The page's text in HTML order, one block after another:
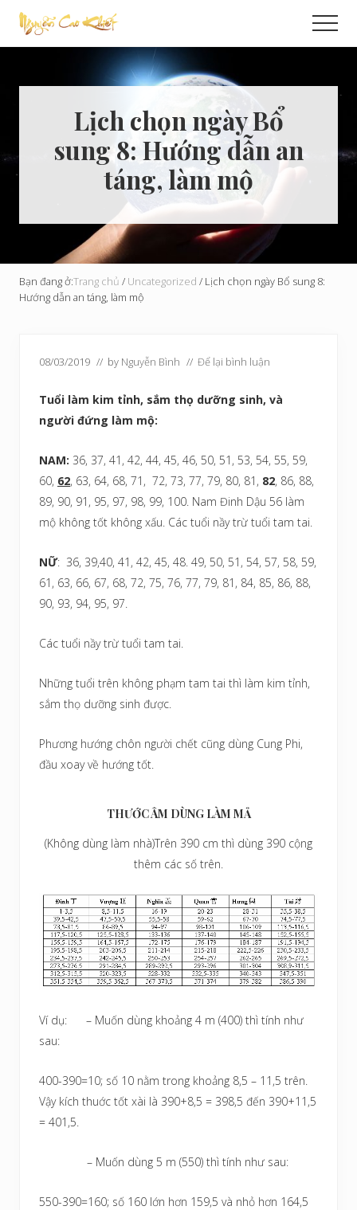
Menu
Skip
main
qua
primary
Cải
Cầu
Lịch chọn ngày Bổ
sung 8: Hướng dẫn an
táng, làm mộ
Bạn đang ở:Trang chủ / Uncategorized / Lịch chọn ngày Bổ sung 8:
Hướng dẫn an táng, làm mộ
08/03/2019 // by Nguyễn Bình // Để lại bình luận
Tuổi làm kim tỉnh, sắm thọ dưỡng sinh, và
người đứng làm mộ:
NAM: 36, 37, 41, 42, 44, 45, 46, 50, 51, 53, 54, 55, 59,
60, 62, 63, 64, 68, 71, 72, 73, 77, 79, 80, 81, 82, 86, 88,
89, 90, 91, 95, 97, 98, 99, 100. Nam Đinh Dậu 56 làm
mộ không tốt không xấu. Các tuổi nầy trừ tuổi tam tai.
NỮ: 36, 39,40, 41, 42, 45, 48. 49, 50, 51, 54, 57, 58, 59,
61, 63, 66, 67, 68, 72, 75, 76, 77, 79, 81, 84, 85, 86, 88,
90, 93, 94, 95, 97.
Các tuổi nầy trừ tuổi tam tai.
Những tuổi trên không phạm tam tai thì làm kim tỉnh,
sắm thọ dưỡng sinh được.
Phương hướng chôn người chết cũng dùng Cung Phi,
đầu xoay về hướng tốt.
THƯỚC ÂM DÙNG LÀM MẢ
(Không dùng làm nhà)Trên 390 cm thì dùng 390 cộng
thêm các số trên.
Ví dụ: – Muốn dùng khoảng 4 m (400) thì tính như
sau:
400-390=10; số 10 nằm trong khoảng 8,5 – 11,5 trên.
Vậy kích thuớc tốt xài là 390+8,5 = 398,5 đến 390+11,5
= 401,5.
– Muốn dùng 5 m (550) thì tính như sau:
550-390=160; số 160 lớn hơn 159,5 và nhỏ hơn 164,5